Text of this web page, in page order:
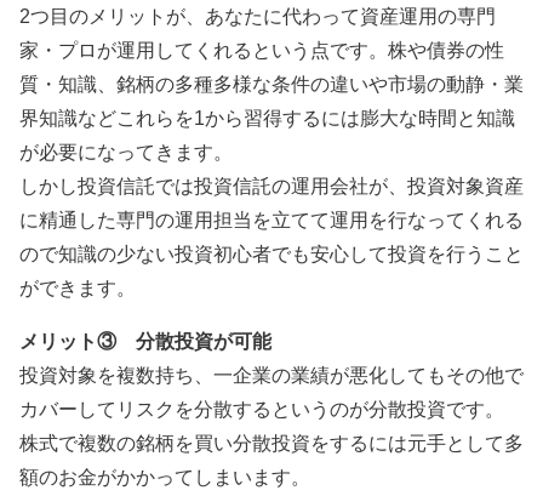
2つ目のメリットが、あなたに代わって資産運用の専門
家・プロが運用してくれるという点です。株や債券の性
質・知識、銘柄の多種多様な条件の違いや市場の動静・業
界知識などこれらを1から習得するには膨大な時間と知識
が必要になってきます。
しかし投資信託では投資信託の運用会社が、投資対象資産
に精通した専門の運用担当を立てて運用を行なってくれる
ので知識の少ない投資初心者でも安心して投資を行うこと
ができます。
メリット③ 分散投資が可能
投資対象を複数持ち、一企業の業績が悪化してもその他で
カバーしてリスクを分散するというのが分散投資です。
株式で複数の銘柄を買い分散投資をするには元手として多
額のお金がかかってしまいます。